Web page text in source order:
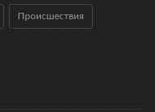
Происшествия